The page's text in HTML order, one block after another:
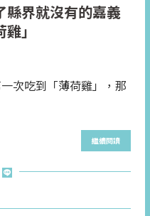
縣界就沒有的嘉義
」
次吃到「薄荷雞」，那
繼續閱讀